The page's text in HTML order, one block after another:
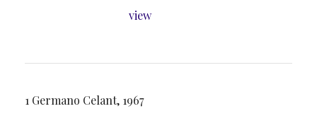
view
1 Germano Celant, 1967